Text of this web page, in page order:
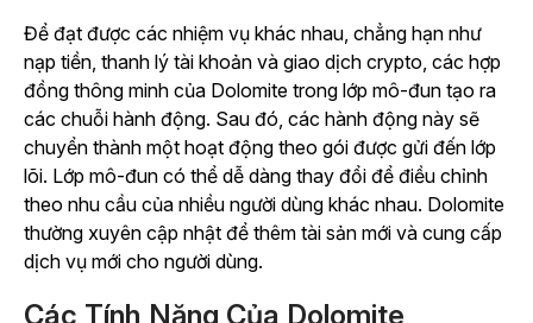
Để đạt được các nhiệm vụ khác nhau, chẳng hạn như
nạp tiền, thanh lý tài khoản và giao dịch crypto, các hợp
đồng thông minh của Dolomite trong lớp mô-đun tạo ra
các chuỗi hành động. Sau đó, các hành động này sẽ
chuyển thành một hoạt động theo gói được gửi đến lớp
lõi. Lớp mô-đun có thể dễ dàng thay đổi để điều chỉnh
theo nhu cầu của nhiều người dùng khác nhau. Dolomite
thường xuyên cập nhật để thêm tài sản mới và cung cấp
dịch vụ mới cho người dùng.
Các Tính Năng Của Dolomite